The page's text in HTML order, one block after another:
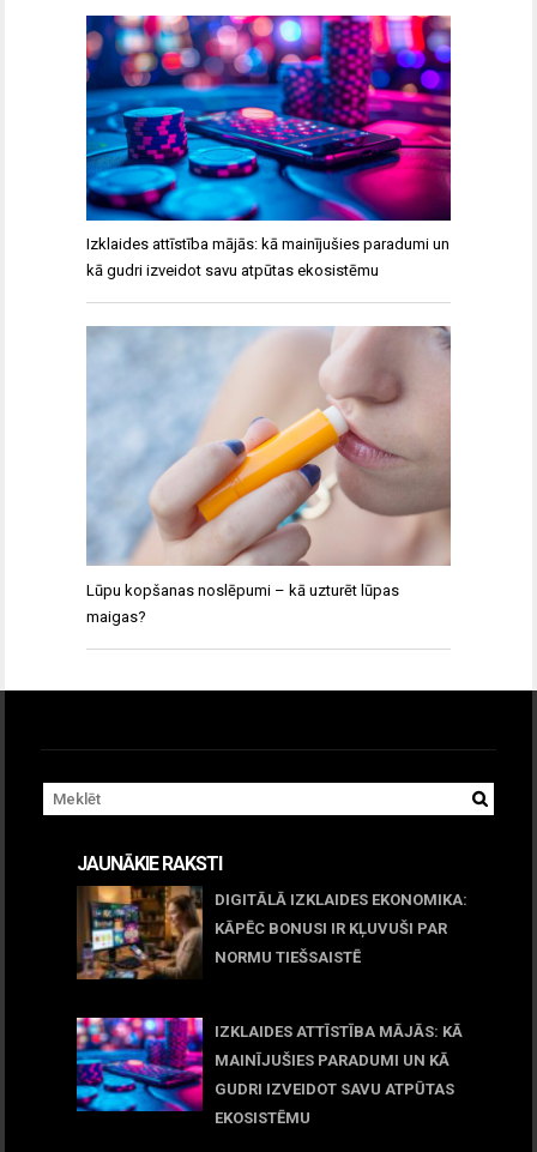
Izklaides attīstība mājās: kā mainījušies paradumi un
kā gudri izveidot savu atpūtas ekosistēmu
Lūpu kopšanas noslēpumi – kā uzturēt lūpas
maigas?
JAUNĀKIE RAKSTI
DIGITĀLĀ IZKLAIDES EKONOMIKA:
KĀPĒC BONUSI IR KĻUVUŠI PAR
NORMU TIEŠSAISTĒ
IZKLAIDES ATTĪSTĪBA MĀJĀS: KĀ
MAINĪJUŠIES PARADUMI UN KĀ
GUDRI IZVEIDOT SAVU ATPŪTAS
EKOSISTĒMU